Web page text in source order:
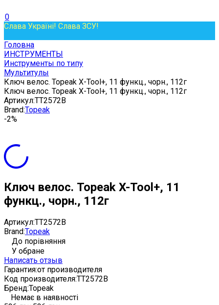
0
Слава Україні! Слава ЗСУ!
Головна
ИНСТРУМЕНТЫ
Инструменты по типу
Мультитулы
Ключ велос. Topeak X-Tool+, 11 функц., чорн., 112г
Ключ велос. Topeak X-Tool+, 11 функц., чорн., 112г
Артикул:TT2572B
Brand:Topeak
-2%
Ключ велос. Topeak X-Tool+, 11
функц., чорн., 112г
Артикул:TT2572B
Brand:Topeak
До порівняння
У обране
Написать отзыв
Гарантия:от производителя
Код производителя:TT2572B
Бренд:Topeak
Немає в наявності